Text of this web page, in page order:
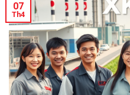
07
Th4